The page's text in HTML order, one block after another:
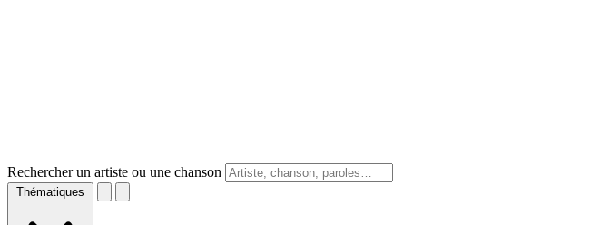
Rechercher un artiste ou une chanson
Thématiques